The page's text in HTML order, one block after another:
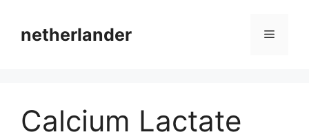
contentnetherlander Menu
Calcium Lactate